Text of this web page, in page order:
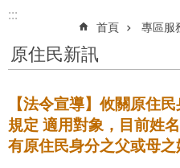
:::
:::
首頁 專區服
原住民新訊
【法令宣導】攸關原住
規定 適用對象，目前姓
有原住民身分之父或母之